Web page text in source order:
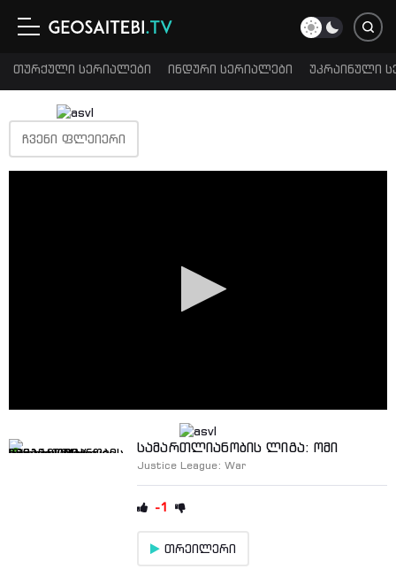
თურქული სერიალები ინდური სერიალები უკრაინული
ᲩᲕᲔᲜᲘ ᲤᲚᲔᲘᲔᲠᲘ
სამართლიანობის ლიგა: ომი
Justice League: War
-1
თრეილერი